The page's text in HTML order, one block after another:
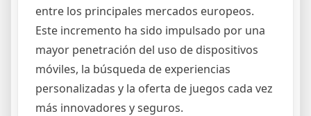
entre los principales mercados europeos.
Este incremento ha sido impulsado por una
mayor penetración del uso de dispositivos
móviles, la búsqueda de experiencias
personalizadas y la oferta de juegos cada vez
más innovadores y seguros.